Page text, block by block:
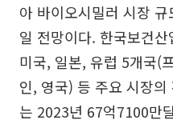
아 바이오시밀러 시장
일 전망이다. 한국보건
미국, 일본, 유럽 5개국(
인, 영국) 등 주요 시장
는 2023년 67억7100만